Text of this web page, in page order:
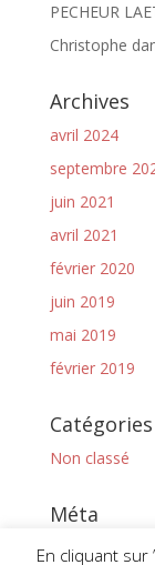
PECHEUR
Christophe
Archives
avril 2024
septembre
juin 2021
avril 2021
février 2020
juin 2019
mai 2019
février 2019
Catégories
Non classé
Méta
Connexion
En cliquant sur